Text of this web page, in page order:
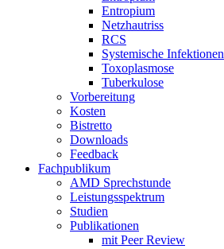
Entropium
Netzhautriss
RCS
Systemische Infektionen
Toxoplasmose
Tuberkulose
Vorbereitung
Kosten
Bistretto
Downloads
Feedback
Fachpublikum
AMD Sprechstunde
Leistungsspektrum
Studien
Publikationen
mit Peer Review